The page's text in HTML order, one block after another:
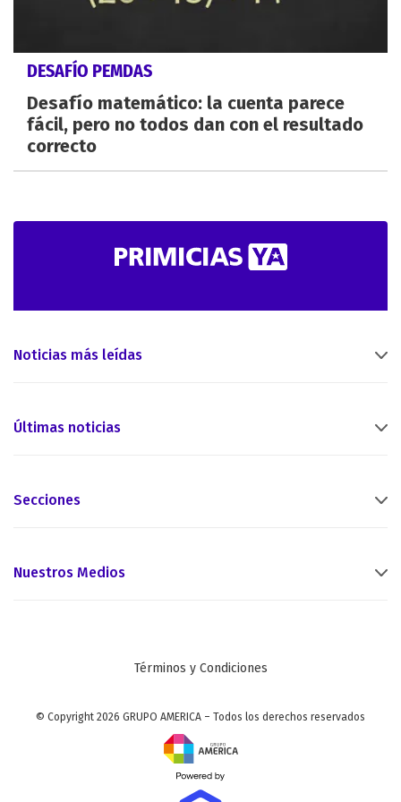
DESAFÍO PEMDAS
Desafío matemático: la cuenta parece
fácil, pero no todos dan con el resultado
correcto
Noticias más leídas
Últimas noticias
Secciones
Nuestros Medios
Términos y Condiciones
© Copyright 2026 GRUPO AMERICA – Todos los derechos reservados